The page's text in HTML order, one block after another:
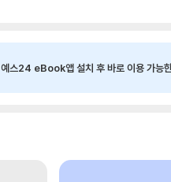
예스24 eBook앱 설치 후 바로 이용 가능